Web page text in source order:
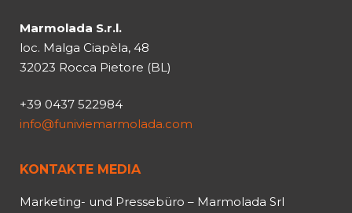
Marmolada S.r.l.
loc. Malga Ciapèla, 48
32023 Rocca Pietore (BL)
+39 0437 522984
info@funiviemarmolada.com
KONTAKTE MEDIA
Marketing- und Pressebüro – Marmolada Srl